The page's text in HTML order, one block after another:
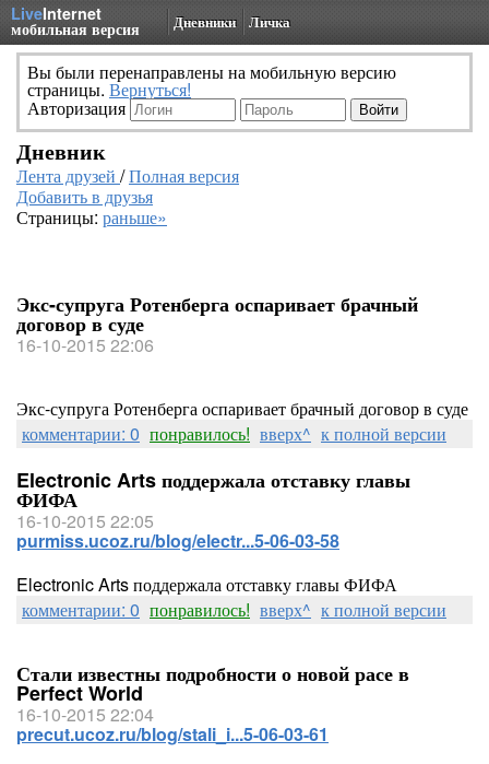
LiveInternet
мобильная версия Дневники Личка
Вы были перенаправлены на мобильную версию
страницы. Вернуться!
Авторизация
Дневник
Лента друзей /Полная версия
Добавить в друзья
Страницы: раньше»
Экс-супруга Ротенберга оспаривает брачный
договор в суде
16-10-2015 22:06
Экс-супруга Ротенберга оспаривает брачный договор в суде
комментарии: 0 понравилось! вверх^ к полной версии
Electronic Arts поддержала отставку главы
ФИФА
16-10-2015 22:05
purmiss.ucoz.ru/blog/electr...5-06-03-58
Electronic Arts поддержала отставку главы ФИФА
комментарии: 0 понравилось! вверх^ к полной версии
Стали известны подробности о новой расе в
Perfect World
16-10-2015 22:04
precut.ucoz.ru/blog/stali_i...5-06-03-61